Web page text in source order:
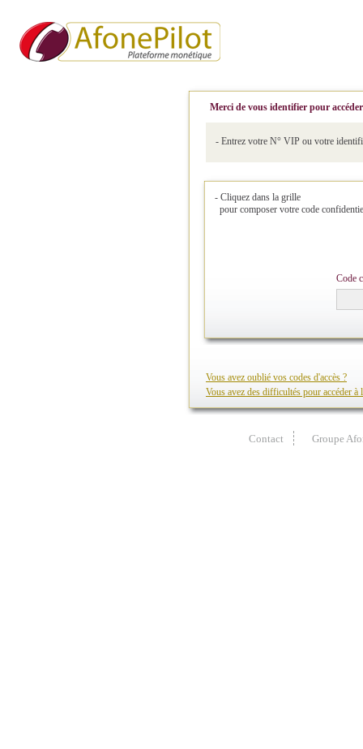
Merci de vous identifier pour
- Entrez votre N° VIP ou votre
- Cliquez dans la grille
pour composer votre code
Code
Vous avez oublié vos codes d'accès ?
Vous avez des difficultés pour accéder à
Contact Groupe